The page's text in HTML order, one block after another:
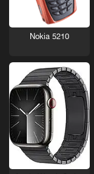
Nokia 5210